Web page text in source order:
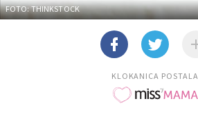
FOTO: THINKSTOCK
KLOKANICA POSTALA